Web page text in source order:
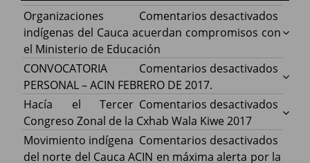
Comentarios desactivados
Cauca
con
Organizaciones
indígenas del Cauca acuerdan compromisos con
el Ministerio de Educación
Comentarios desactivados
ACIN
CONVOCATORIA
PERSONAL – ACIN FEBRERO DE 2017.
Comentarios desactivados
Hacía
Hacía el Tercer
Congreso Zonal de la Cxhab Wala Kiwe 2017
Comentarios desactivados
Movimiento indígena
del norte del Cauca ACIN en máxima alerta por la